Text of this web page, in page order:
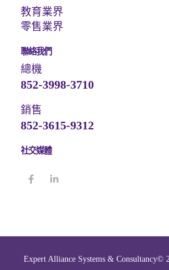
教育業界
零售業界
聯絡我們
總機
852-3998-3710
銷售
852-3615-9312
社交媒體
Expert Alliance Systems & Consultancy©